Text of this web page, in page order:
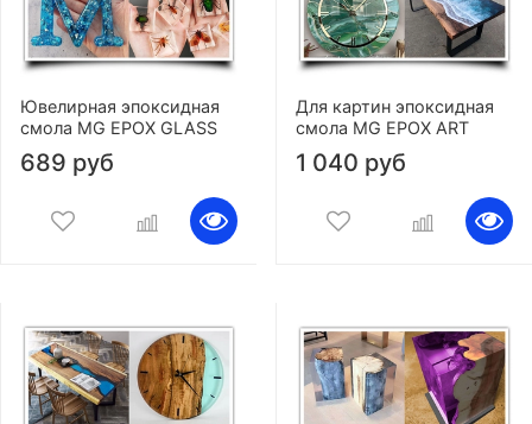
Ювелирная эпоксидная
смола MG EPOX GLASS
689 руб
Для картин эпоксидная
смола MG EPOX ART
1 040 руб